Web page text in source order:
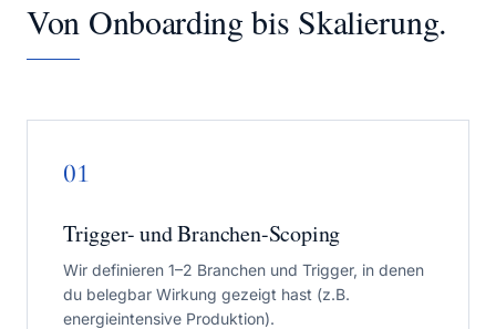
Von Onboarding bis Skalierung.
01
Trigger- und Branchen-Scoping
Wir definieren 1–2 Branchen und Trigger, in denen
du belegbar Wirkung gezeigt hast (z.B.
energieintensive Produktion).